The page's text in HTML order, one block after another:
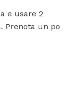
e usare 2
Prenota un po